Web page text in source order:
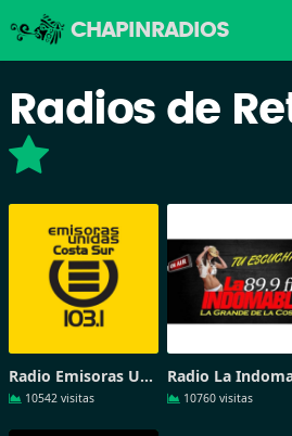
CHAPINRADIOS
Radios de
Radio Emisoras Unidas Costa Sur
10542 visitas 10760 visitas